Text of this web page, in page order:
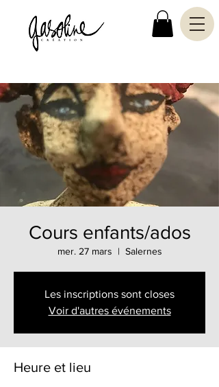
Cours enfants/ados
mer. 27 mars
  |
Salernes
Les inscriptions sont closes
Voir d'autres événements
Heure et lieu